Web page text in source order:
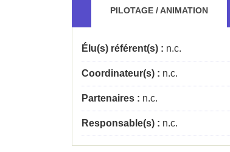
PILOTAGE / ANIMATION
Élu(s) référent(s) : n.c.
Coordinateur(s) : n.c.
Partenaires : n.c.
Responsable(s) : n.c.